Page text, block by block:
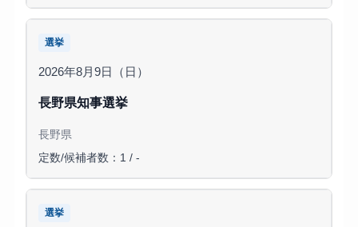
選挙
2026年8月9日（日）
長野県知事選挙
長野県
定数/候補者数：1 / -
選挙